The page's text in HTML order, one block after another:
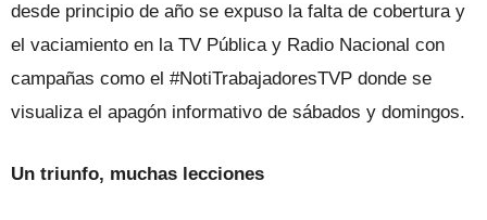
desde principio de año se expuso la falta de cobertura y
el vaciamiento en la TV Pública y Radio Nacional con
campañas como el #NotiTrabajadoresTVP donde se
visualiza el apagón informativo de sábados y domingos.
Un triunfo, muchas lecciones